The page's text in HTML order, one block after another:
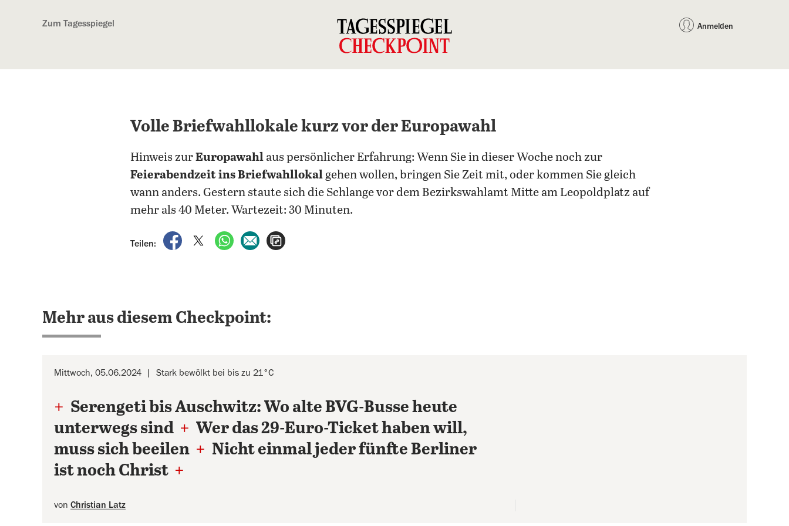
Zum Tagesspiegel Anmelden
Volle Briefwahllokale kurz vor der Europawahl
Hinweis zurEuropawahl aus persönlicher Erfahrung: Wenn Sie in dieser Woche noch zur
Feierabendzeit ins Briefwahllokal gehen wollen, bringen Sie Zeit mit, oder kommen Sie gleich
wann anders. Gestern staute sich die Schlange vor dem Bezirkswahlamt Mitte am Leopoldplatz auf
mehr als 40 Meter. Wartezeit: 30 Minuten.
Teilen:
auf Facebook teilen
auf X teilenper WhatsApp teilen
per E-Mail teilen
Mehr aus diesem Checkpoint:
Mittwoch, 05.06.2024 Stark bewölkt bei bis zu 21°C
+ Serengeti bis Auschwitz: Wo alte BVG-Busse heute
unterwegs sind + Wer das 29-Euro-Ticket haben will,
muss sich beeilen + Nicht einmal jeder fünfte Berliner
ist noch Christ +
von Christian Latz